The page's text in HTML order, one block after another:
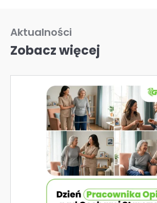
Aktualności
Zobacz więcej